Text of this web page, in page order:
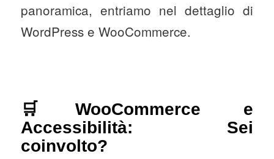
panoramica, entriamo nel dettaglio di
WordPress e WooCommerce.
🛒WooCommerce e
Accessibilità: Sei
coinvolto?